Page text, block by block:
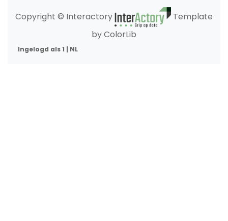
Copyright © Interactory
Template
by ColorLib
Ingelogd als 1 | NL